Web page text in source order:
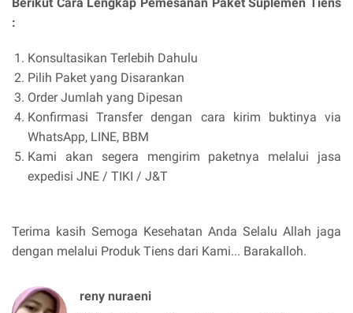
Berikut Cara Lengkap Pemesanan Paket Suplemen Tiens
:
Konsultasikan Terlebih Dahulu
Pilih Paket yang Disarankan
Order Jumlah yang Dipesan
Konfirmasi Transfer dengan cara kirim buktinya via
WhatsApp, LINE, BBM
Kami akan segera mengirim paketnya melalui jasa
expedisi JNE / TIKI / J&T
Terima kasih Semoga Kesehatan Anda Selalu Allah jaga
dengan melalui Produk Tiens dari Kami... Barakalloh.
reny nuraeni